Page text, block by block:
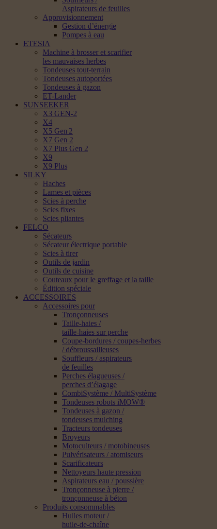
Aspirateurs de feuilles
Approvisionnement
Gestion d’énergie
Pompes à eau
ETESIA
Machine à brosser et scarifier
les mauvaises herbes
Tondeuses tout-terrain
Tondeuses autoportées
Tondeuses à gazon
ET-Lander
SUNSEEKER
X3 GEN-2
X4
X5 Gen 2
X7 Gen 2
X7 Plus Gen 2
X9
X9 Plus
SILKY
Haches
Lames et pièces
Scies à perche
Scies fixes
Scies pliantes
FELCO
Sécateurs
Sécateur électrique portable
Scies à tirer
Outils de jardin
Outils de cuisine
Couteaux pour le greffage et la taille
Édition spéciale
ACCESSOIRES
Accessoires pour
Tronçonneuses
Taille-haies /
taille-haies sur perche
Coupe-bordures / coupes-herbes
/ débroussailleuses
Souffleurs / aspirateurs
de feuilles
Perches élagueuses /
perches d’élagage
CombiSystème / MultiSystème
Tondeuses robots iMOW®
Tondeuses à gazon /
tondeuses mulching
Tracteurs tondeuses
Broyeurs
Motoculteurs / motobineuses
Pulvérisateurs / atomiseurs
Scarificateurs
Nettoyeurs haute pression
Aspirateurs eau / poussière
Tronçonneuse à pierre /
tronçonneuse à béton
Produits consommables
Huiles moteur /
huile-de-chaîne